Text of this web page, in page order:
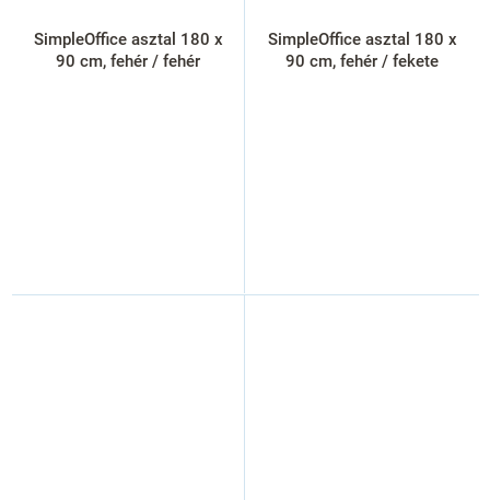
SimpleOffice asztal 180 x
90 cm, fehér / fehér
SimpleOffice asztal 180 x
90 cm, fehér / fekete